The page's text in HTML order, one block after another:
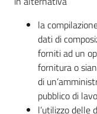
la
dati di
forniti ad un
fornitura o
di
pubblico di
l’utilizzo delle